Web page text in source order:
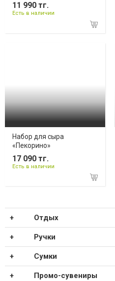
11 990 тг.
Есть в наличии
Набор для сыра
«Пекорино»
17 090 тг.
Есть в наличии
Отдых
Ручки
Сумки
Промо-сувениры